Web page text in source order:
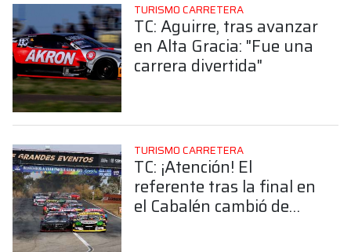
TURISMO CARRETERA
TC: Aguirre, tras avanzar
en Alta Gracia: "Fue una
carrera divertida"
TURISMO CARRETERA
TC: ¡Atención! El
referente tras la final en
el Cabalén cambió de